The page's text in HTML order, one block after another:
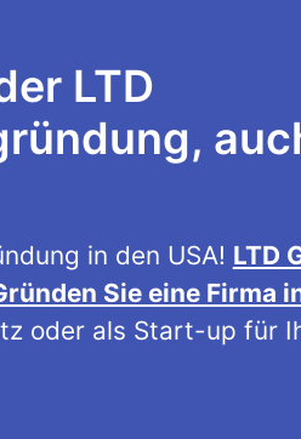
LTD
in den USA! LTD
Sie eine Firma
oder als Start-up für